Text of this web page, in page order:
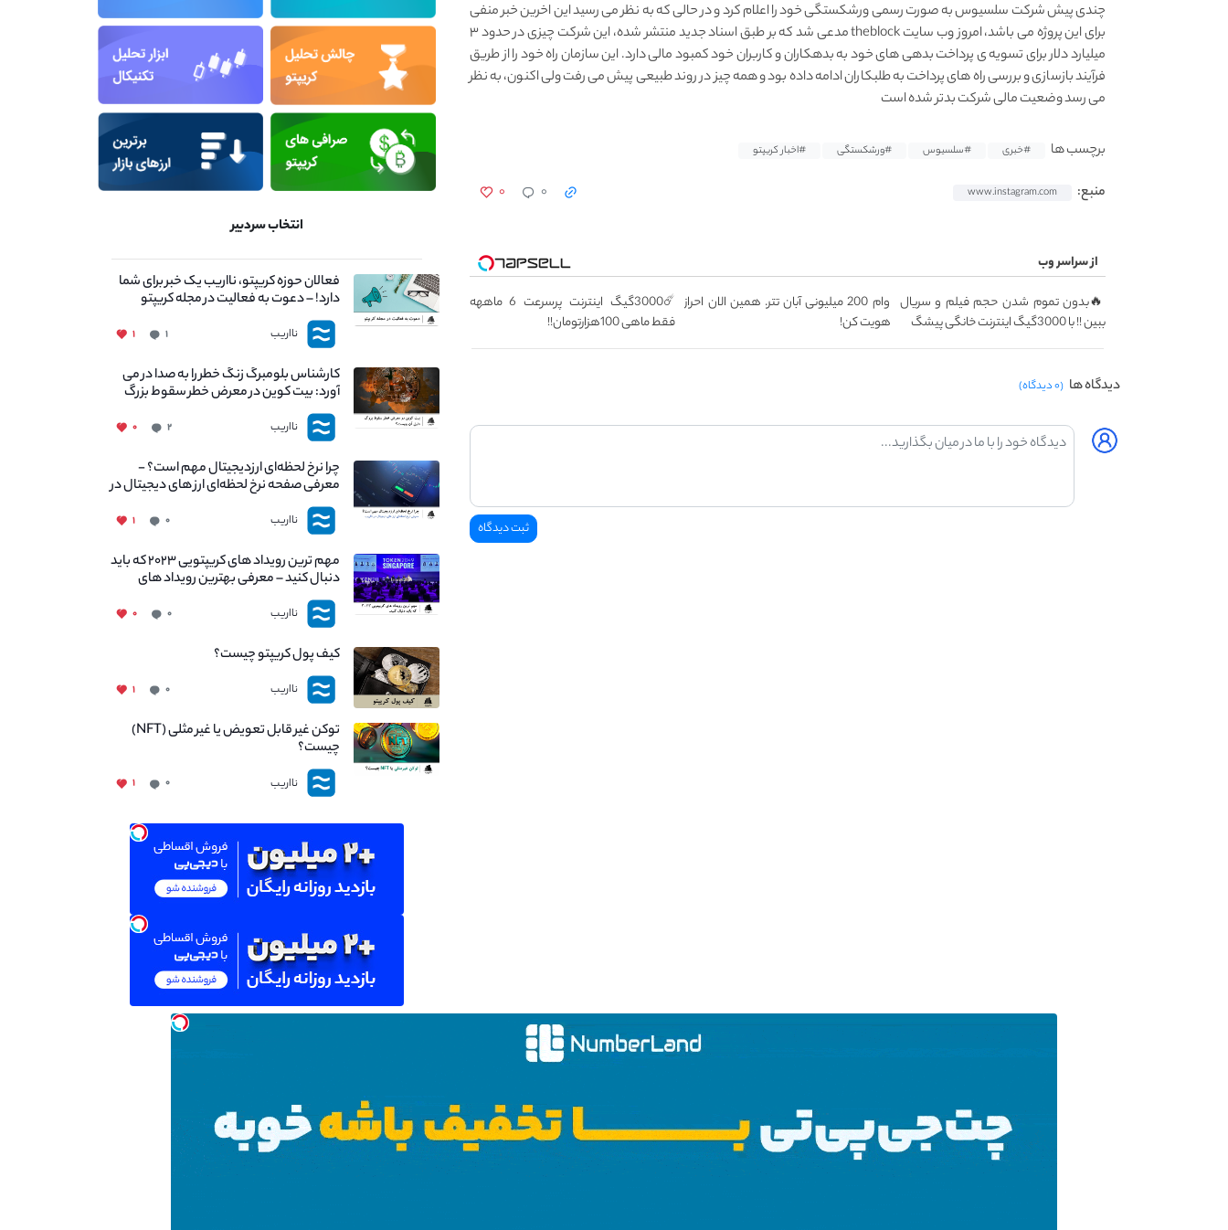
چندی پیش شرکت سلسیوس به صورت رسمی ورشکستگی خود را اعلام کرد و در حالی که به نظر می رسید این اخرین خبر منفی
برای این پروژه می باشد، امروز وب سایت theblock مدعی شد که بر طبق اسناد جدید منتشر شده، این شرکت چیزی در حدود ۳
میلیارد دلار برای تسویه ی پرداخت بدهی های خود به بدهکاران و کاربران خود کمبود مالی دارد. این سازمان راه خود را از طریق
فرآیند بازسازی و بررسی راه های پرداخت به طلبکاران ادامه داده بود و همه چیز در روند طبیعی پیش می رفت ولی اکنون، به نظر
می رسد وضعیت مالی شرکت بدتر شده است
برچسب ها #خبری #سلسیوس #ورشکستگی #اخبار کریپتو
منبع: www.instagram.com ۰ ۰
از سراسر وب
🔥بدون تموم شدن حجم فیلم و سریال
ببین !! با 3000گیگ اینترنت خانگی پیشگ
وام 200 میلیونی آبان تتر. همین الان احراز
هویت کن!
☄️3000گیگ اینترنت پرسرعت 6 ماههه
فقط ماهی 100هزارتومان!!
دیدگاه ها (۰ دیدگاه)
انتخاب سردبیر
فعالان حوزه کریپتو، نااریب یک خبر برای شما
دارد! – دعوت به فعالیت در مجله کریپتو
نااریب ۱ ۱
کارشناس بلومبرگ زنگ خطر را به صدا در می
آورد: بیت کوین در معرض خطر سقوط بزرگ
است - دلیل آن چیست؟
نااریب ۲ ۰
چرا نرخ لحظه‌ای ارزدیجیتال مهم است؟ -
معرفی صفحه نرخ لحظه‌ای ارز های دیجیتال در
نااریب
نااریب ۰ ۱
مهم ترین رویداد های کریپتویی ۲۰۲۳ که باید
دنبال کنید – معرفی بهترین رویداد های
جهانی
نااریب ۰ ۰
کیف پول کریپتو چیست؟
نااریب ۰ ۱
توکن غیر قابل تعویض یا غیر مثلی (NFT)
چیست؟
نااریب ۰ ۱